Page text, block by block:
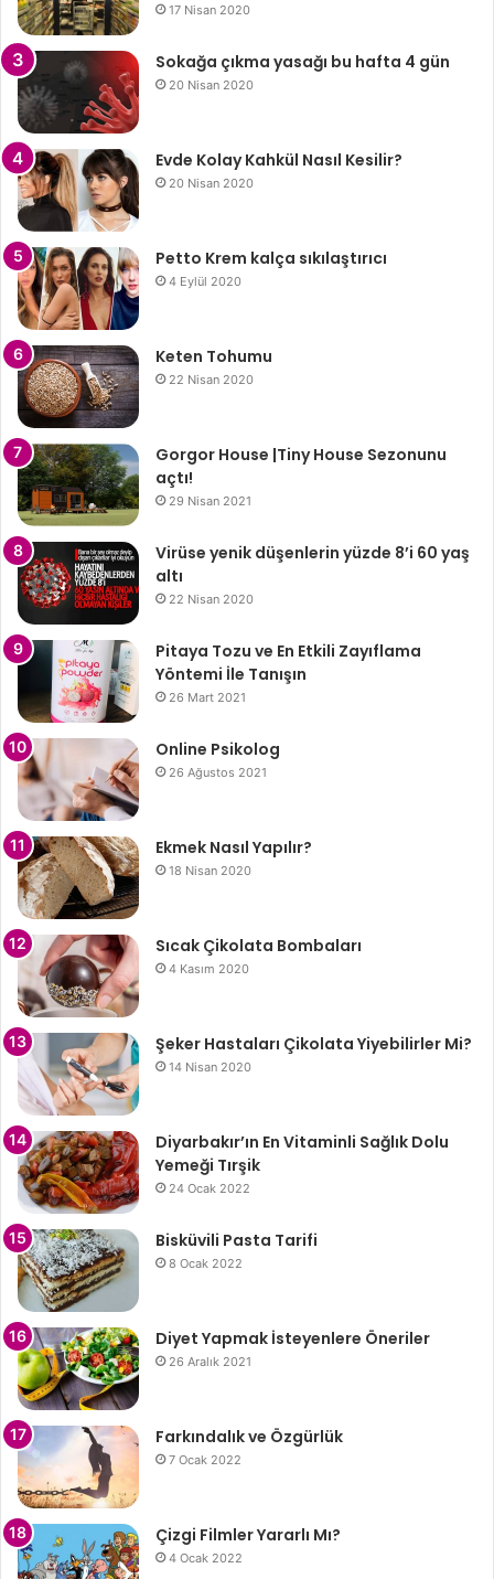
17 Nisan 2020
Sokağa çıkma yasağı bu hafta 4 gün
20 Nisan 2020
Evde Kolay Kahkül Nasıl Kesilir?
20 Nisan 2020
Petto Krem kalça sıkılaştırıcı
4 Eylül 2020
Keten Tohumu
22 Nisan 2020
Gorgor House |Tiny House Sezonunu
açtı!
29 Nisan 2021
Virüse yenik düşenlerin yüzde 8’i 60 yaş
altı
22 Nisan 2020
Pitaya Tozu ve En Etkili Zayıflama
Yöntemi İle Tanışın
26 Mart 2021
Online Psikolog
26 Ağustos 2021
Ekmek Nasıl Yapılır?
18 Nisan 2020
Sıcak Çikolata Bombaları
4 Kasım 2020
Şeker Hastaları Çikolata Yiyebilirler Mi?
14 Nisan 2020
Diyarbakır’ın En Vitaminli Sağlık Dolu
Yemeği Tırşik
24 Ocak 2022
Bisküvili Pasta Tarifi
8 Ocak 2022
Diyet Yapmak İsteyenlere Öneriler
26 Aralık 2021
Farkındalık ve Özgürlük
7 Ocak 2022
Çizgi Filmler Yararlı Mı?
4 Ocak 2022